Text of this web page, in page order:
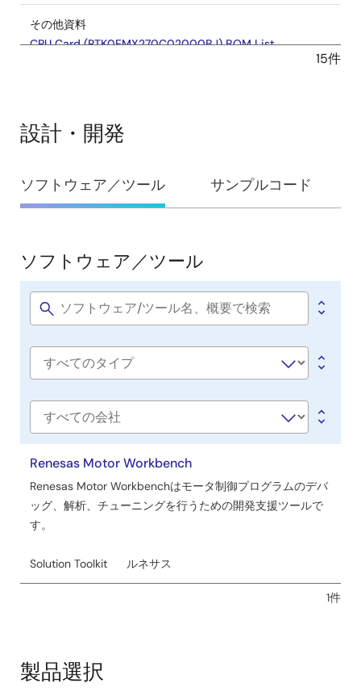
その他資料
CPU Card (RTK0EMX270C02000BJ) BOM List
その他資料
Inverter board (RTK0EM0000B11020BJ) BOM List
2019年11月29日
Drawing
PDF
2.38 MB
2019年8月19日
15件
設計・開発
設
計・
発
ソフトウェア／ツール サンプルコード
ソ
フ
ト
ウ
ア
／
ツ
ー
ル
ソフトウェア／ツール
Software
Software
社
名
Renesas Motor Workbench
Renesas Motor Workbenchはモータ制御プログラムのデバ
ッグ、解析、チューニングを行うための開発支援ツールで
す。
Solution Toolkit ルネサス
1件
製品選択